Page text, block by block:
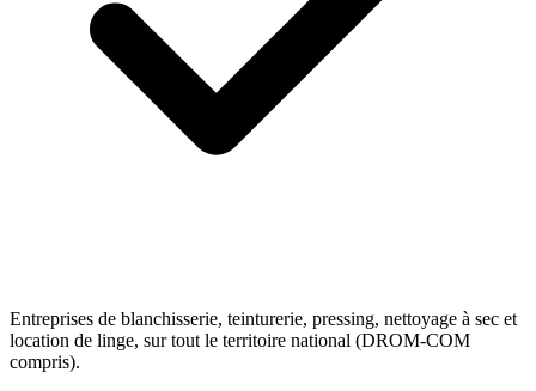
Entreprises de blanchisserie, teinturerie, pressing, nettoyage à sec et
location de linge, sur tout le territoire national (DROM-COM
compris).